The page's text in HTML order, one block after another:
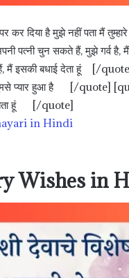
कर दिया है मुझे नहीं पता मैं
पत्नी चुन सकते हैं, मुझे
हैं, मैं इसकी बधाई देता हूं [/
प्यार हुआ है [/quote]
पाता हूं [/quote]
in Hindi
Wishes in